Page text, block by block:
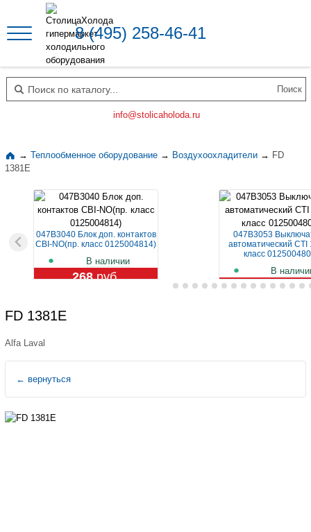
8 (495) 258-46-41
Поиск по каталогу
info@stolicaholoda.ru
→ Теплообменное оборудование → Воздухоохладители → FD
1381E
047B3040 Блок доп. контактов
CBI-NO(пр. класс 0125004814)
В наличии
268руб.
047B3053
автоматический CTI
класс
В
1 109 руб.
FD 1381E
Alfa Laval
← вернуться